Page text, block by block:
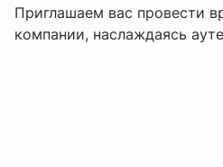
Приглашаем вас провести
компании, наслаждаясь